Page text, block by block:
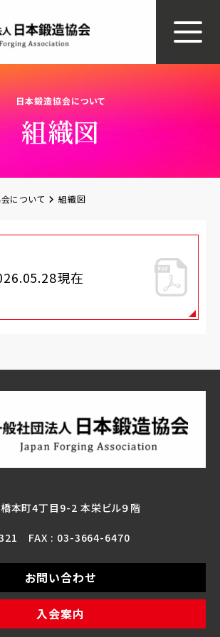
日本鍛造協会について
組織図
について 組織図
現在
本町4丁目9-2 本栄ビル９階
FAX : 03-3664-6470
お問い合わせ
入会案内